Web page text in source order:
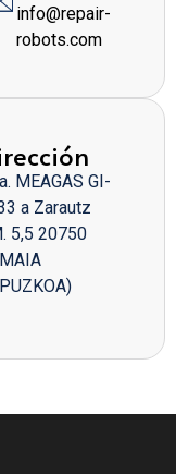
info@repair-
robots.com
MEAGAS GI-
a Zarautz
5,5 20750